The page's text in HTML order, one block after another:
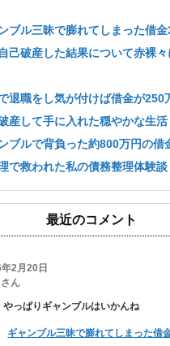
ブル三昧で膨れてしまった借
己破産した結果について赤裸々
退職をし気が付けば借金が250
産して手に入れた穏やかな生活
ブルで背負った約800万円の借
で救われた私の債務整理体験談
最近のコメント
2月20日
ん
やっぱりギャンブルはいかんね
ギャンブル三昧で膨れてしまった借